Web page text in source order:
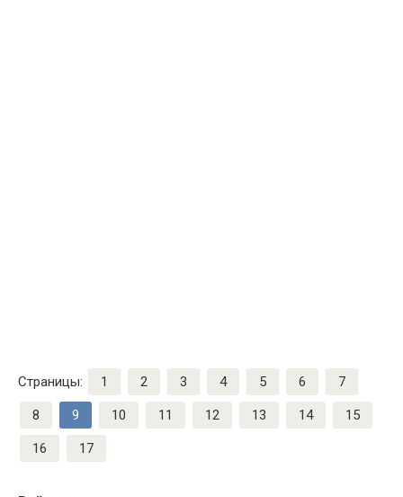
Страницы: 1 2 3 4 5 6 7
8 9 10 11 12 13 14 15
16 17